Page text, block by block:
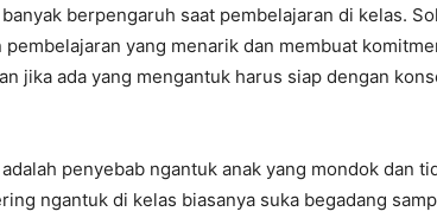
berpengaruh saat pembelajaran di kelas.
yang menarik dan membuat
jika ada yang mengantuk harus siap dengan
penyebab ngantuk anak yang mondok dan
ngantuk di kelas biasanya suka begadang